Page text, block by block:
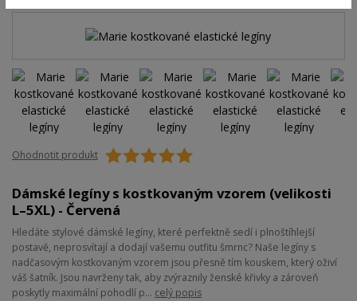
Ohodnotit produkt
Dámské legíny s kostkovaným vzorem (velikosti
L–5XL) - Červená
Hledáte stylové dámské legíny, které perfektně sedí i plnoštíhlejší
postavě, neprosvítají a dodají vašemu outfitu šmrnc? Naše legíny s
nadčasovým kostkovaným vzorem jsou přesně tím kouskem, který oživí
váš šatník. Jsou navrženy tak, aby zvýraznily ženské křivky a zároveň
poskytly maximální pohodlí p... celý popis